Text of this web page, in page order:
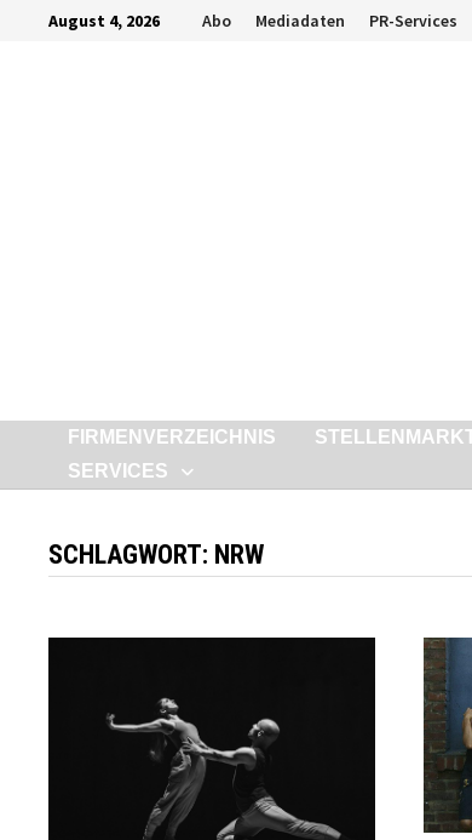
ZurückAugust 4, 2026 Abo Mediadaten PR-Services
FIRMENVERZEICHNIS
SERVICES
SCHLAGWORT: NRW